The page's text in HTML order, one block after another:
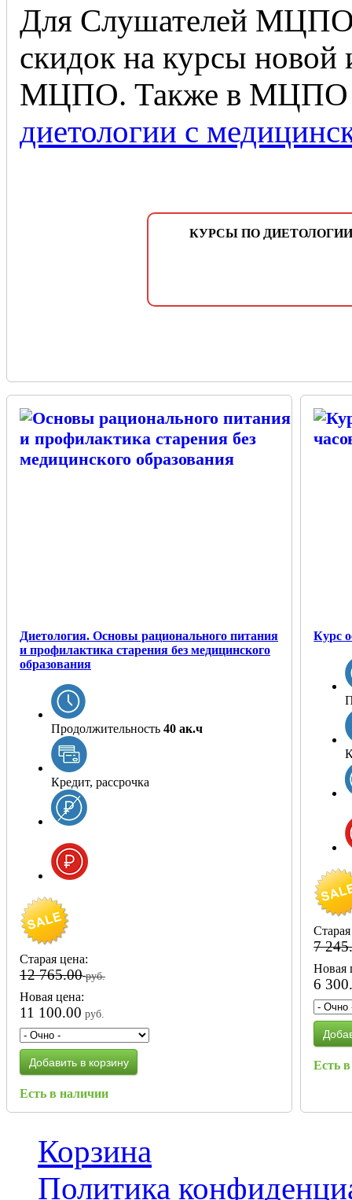
Для Слушателей МЦПО
скидок на курсы
МЦПО. Также в МЦПО
диетологии с
КУРСЫ ПО
Диетология. Основы рационального питания
и профилактика старения без медицинского
образования
Продолжительность 40 ак.ч
Кредит, рассрочка
Старая цена:
12 765.00 руб.
Новая цена:
11 100.00 руб.
Добавить в корзину
Есть в наличии
Курс
7
Новая
6
Есть
Корзина
Политика